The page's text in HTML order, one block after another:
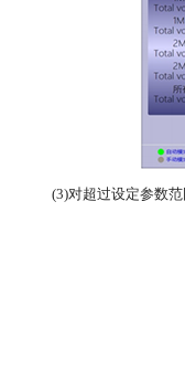
(3)对超过设定参数